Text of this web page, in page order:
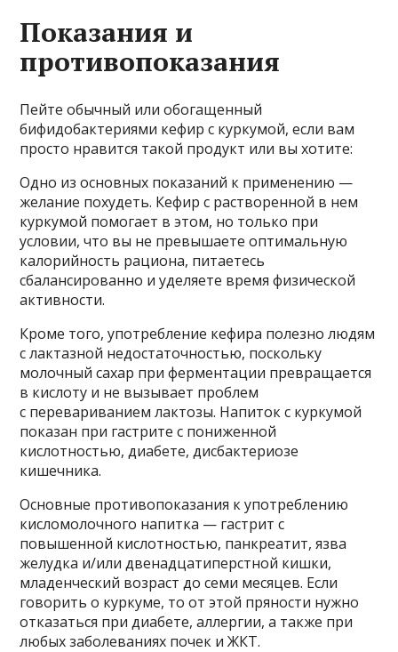
Показания и
противопоказания
Пейте обычный или обогащенный
бифидобактериями кефир с куркумой, если вам
просто нравится такой продукт или вы хотите:
Одно из основных показаний к применению —
желание похудеть. Кефир с растворенной в нем
куркумой помогает в этом, но только при
условии, что вы не превышаете оптимальную
калорийность рациона, питаетесь
сбалансированно и уделяете время физической
активности.
Кроме того, употребление кефира полезно людям
с лактазной недостаточностью, поскольку
молочный сахар при ферментации превращается
в кислоту и не вызывает проблем
с перевариванием лактозы. Напиток с куркумой
показан при гастрите с пониженной
кислотностью, диабете, дисбактериозе
кишечника.
Основные противопоказания к употреблению
кисломолочного напитка — гастрит с
повышенной кислотностью, панкреатит, язва
желудка и/или двенадцатиперстной кишки,
младенческий возраст до семи месяцев. Если
говорить о куркуме, то от этой пряности нужно
отказаться при диабете, аллергии, а также при
любых заболеваниях почек и ЖКТ.